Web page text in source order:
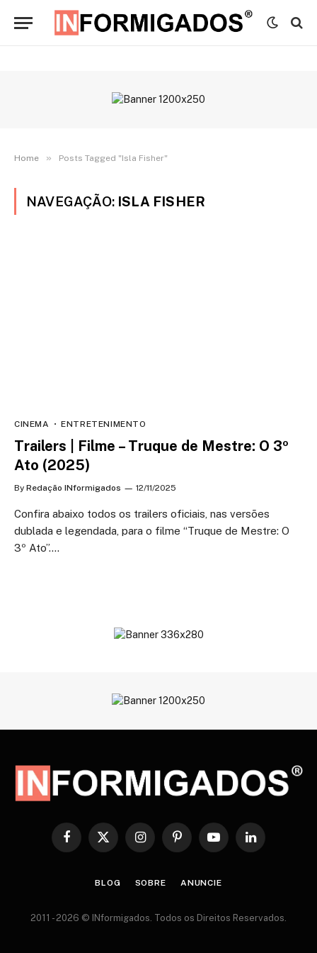
Home » Posts Tagged "Isla Fisher"
NAVEGAÇÃO: ISLA FISHER
CINEMA ENTRETENIMENTO
Trailers | Filme – Truque de Mestre: O 3º
Ato (2025)
By Redação INformigados 12/11/2025
Confira abaixo todos os trailers oficiais, nas versões
dublada e legendada, para o filme “Truque de Mestre: O
3º Ato”.…
Facebook
X
InstagramPinterestYouTubeLinkedIn
BLOG SOBRE ANUNCIE
2011 - 2026 © INformigados. Todos os Direitos Reservados.